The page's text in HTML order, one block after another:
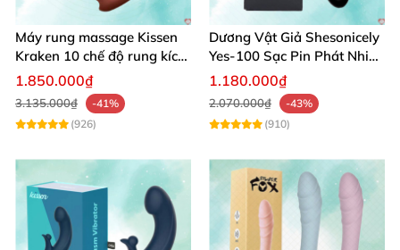
làn da tạo độ thơm mêm mịn
và bổ sung khoáng
chất cho ngực.
Thời gian tập luyện mỗi ngày khoảng 30 phút tập
liên tục trong một tháng là bạn cảm nhậnđược sự
thay đổicủa bộ ngực.
Máy rung massage Kissen
Kraken 10 chế độ rung kích
thích điểm G
1.850.000₫
3.135.000₫
-41%
(926)
Dương Vật Giả Shesonicely
Yes-100 Sạc Pin Phát Nhiệt
Siêu Thật
1.180.000₫
2.070.000₫
-43%
(910)